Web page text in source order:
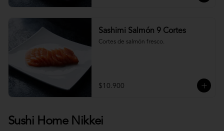
Sashimi Salmón 9 Cortes
Cortes de salmón fresco.
$10.900
Sushi Home Nikkei